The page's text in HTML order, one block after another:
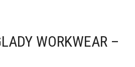
WORKWEAR –